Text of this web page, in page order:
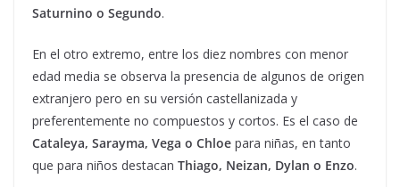
Saturnino o Segundo.
En el otro extremo, entre los diez nombres con menor
edad media se observa la presencia de algunos de origen
extranjero pero en su versión castellanizada y
preferentemente no compuestos y cortos. Es el caso de
Cataleya, Sarayma, Vega o Chloe para niñas, en tanto
que para niños destacan Thiago, Neizan, Dylan o Enzo.